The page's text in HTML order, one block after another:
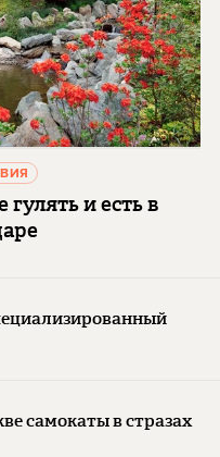
и есть в
самокаты в стразах